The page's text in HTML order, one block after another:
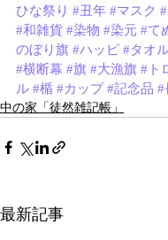
ひな祭り #丑年 #マスク
#和雑貨 #染物 #染元 #て
のぼり旗 #ハッピ #タオ
#横断幕 #旗 #大漁旗 #ト
ル #楯 #カップ #記念品 #
中の家「徒然雑記帳」
最新記事